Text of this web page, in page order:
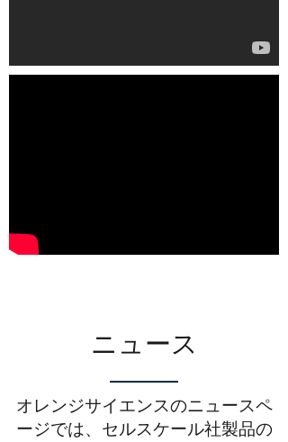
ニュース
オレンジサイエンスのニュースペ
ージでは、セルスケール社製品の